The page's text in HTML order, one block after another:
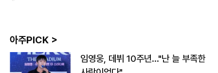
아주PICK >
임영웅, 데뷔 10주년…"난 늘 부족한